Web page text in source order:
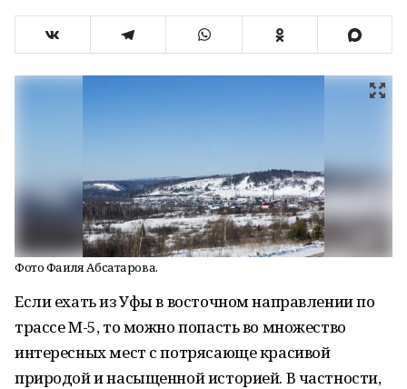
Фото Фаиля Абсатарова.
Если ехать из Уфы в восточном направлении по
трассе М-5, то можно попасть во множество
интересных мест с потрясающе красивой
природой и насыщенной историей. В частности,